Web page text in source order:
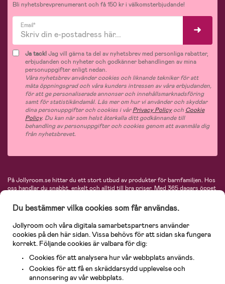
Bli nyhetsbrevprenumerant och få 150 kr i välkomsterbjudande!
Email*
Ja tack!Jag vill gärna ta del av nyhetsbrev med personliga rabatter,
erbjudanden och nyheter och godkänner behandlingen av mina
personuppgifter enligt nedan.
Våra nyhetsbrev använder cookies och liknande tekniker för att
mäta öppningsgrad och våra kunders intressen av våra erbjudanden,
för att ge personaliserade annonser och innehållsmarknadsföring
samt för statistikändamål. Läs mer om hur vi använder och skyddar
dina personuppgifter och cookies i vårPrivacy Policyoch Cookie
Policy. Du kan när som helst återkalla ditt godkännande till
behandling av personuppgifter och cookies genom att avanmäla dig
från nyhetsbrevet.
På Jollyroom.se hittar du ett stort utbud av produkter för barnfamiljen. Hos
oss handlar du snabbt, enkelt och alltid till bra priser.Med 365 dagars öppet
hos oss. I vårt sortiment hittar du barnvagnar, bilstolar, kläder för barn och
baby, produkter för mamman, massor av inspirerande inredning, leksaker,
babyprodukter och mycket mer. Vi erbjuder produkter från välkända
varumärken så som Britax, Maxi-Cosi, Baby Jogger, BabyBjörn, Didriksons,
KidKraft, Ergobaby, Philips Avent, Neonate, Cybex, LEGO och många fler.
Välkommen in och kika runt i Nordens största barn- och babybutik på nätet!
Du bestämmer vilka cookies som får användas.
Jollyroom och våra digitala samarbetspartners använder
cookies på den här sidan. Vissa behövs för att sidan ska fungera
korrekt. Följande cookies är valbara för dig:
Cookies för att analysera hur vår webbplats används.
Cookies för att få en skräddarsydd upplevelse och
annonsering av vår webbplats.